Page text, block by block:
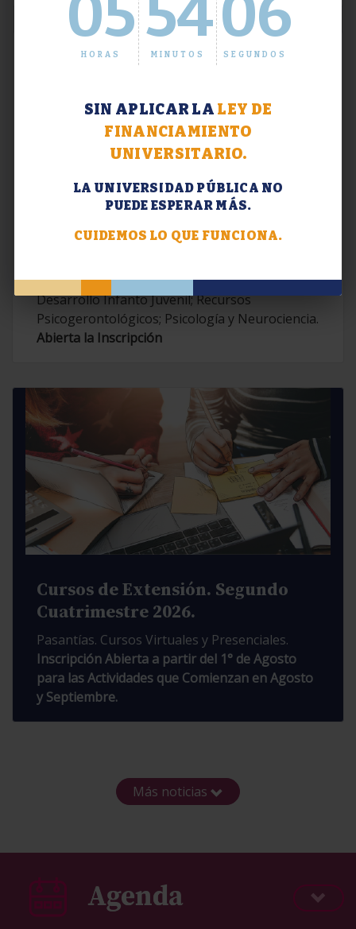
05
HORAS
54
MINUTOS
06
SEGUNDOS
SIN APLICAR LA LEY DE
FINANCIAMIENTO
UNIVERSITARIO.
LA UNIVERSIDAD PÚBLICA NO
PUEDE ESPERAR MÁS.
CUIDEMOS LO QUE FUNCIONA.
Extensión. Diplomaturas 2026.
Contemporáneas; Problemáticas en el
Desarrollo Infanto Juvenil; Recursos
Psicogerontológicos; Psicología y Neurociencia.
Abierta la Inscripción
Cursos de Extensión. Segundo
Cuatrimestre 2026.
Pasantías. Cursos Virtuales y Presenciales.
Inscripción Abierta a partir del 1° de Agosto
para las Actividades que Comienzan en Agosto
y Septiembre.
Más noticias